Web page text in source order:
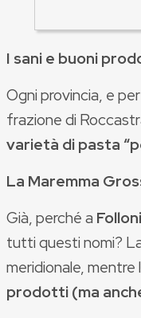
I sani e buoni
Ogni provincia, e
frazione di
varietà di pasta
La Maremma
Già, perché a
tutti questi nomi?
meridionale, mentre
prodotti (ma